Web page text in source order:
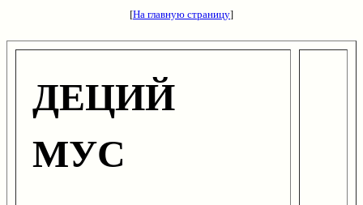
[На главную страницу]
ДЕЦИЙ
МУС